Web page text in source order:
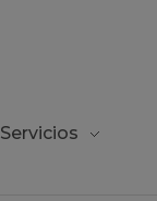
Servicios